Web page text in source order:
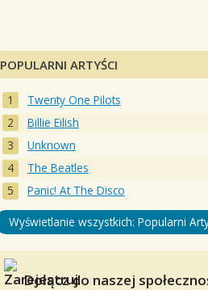
POPULARNI ARTYŚCI
Twenty One Pilots
Billie Eilish
Unknown
The Beatles
Panic! At The Disco
Wyświetlanie wszystkich: Popularni
Dołącz do naszej